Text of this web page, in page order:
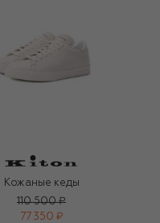
Кожаные кеды
110 500 ₽
77 350 ₽